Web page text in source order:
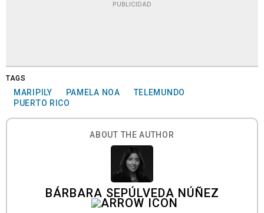
PUBLICIDAD
TAGS
MARIPILY PAMELA NOA
TELEMUNDO
PUERTO RICO
ABOUT THE AUTHOR
BÁRBARA SEPÚLVEDA NÚÑEZ